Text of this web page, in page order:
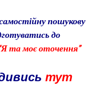
пошукову
до
та моє оточення”
тут